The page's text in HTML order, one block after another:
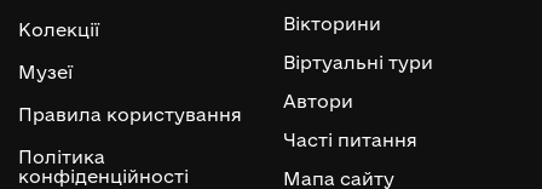
Колекції
Музеї
Правила користування
Політика
конфіденційності
Вікторини
Віртуальні тури
Автори
Часті питання
Мапа сайту